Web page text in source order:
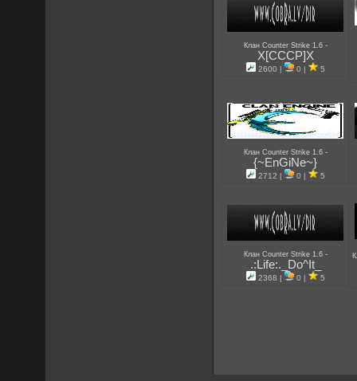
Клан Counter Strike 1.6 -
X[CCCP]X
2600 | 0 | 5
Клан Counter Strike 1.6 -
{~EnGiNe~}
2712 | 0 | 5
Клан Counter Strike 1.6 -
.:Life:._Do^It_
2368 | 0 | 5